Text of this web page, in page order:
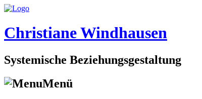
Christiane Windhausen
Systemische Beziehungsgestaltung
Menü